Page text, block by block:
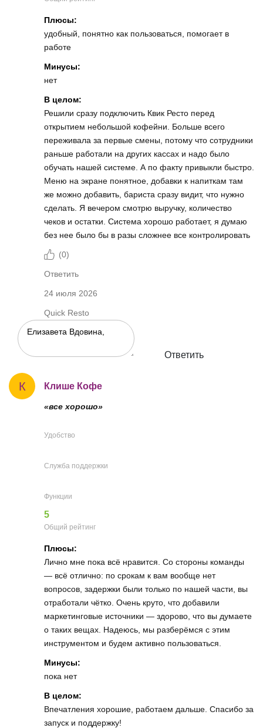
Плюсы:
удобный, понятно как пользоваться, помогает в
работе
Минусы:
нет
В целом:
Решили сразу подключить Квик Ресто перед
открытием небольшой кофейни. Больше всего
переживала за первые смены, потому что сотрудники
раньше работали на других кассах и надо было
обучать нашей системе. А по факту привыкли быстро.
Меню на экране понятное, добавки к напиткам там
же можно добавить, бариста сразу видит, что нужно
сделать. Я вечером смотрю выручку, количество
чеков и остатки. Система хорошо работает, я думаю
без нее было бы в разы сложнее все контролировать
(0)
Ответить
24 июля 2026
Quick Resto
Ответить
К Клише Кофе
«все хорошо»
Удобство
Служба поддержки
Функции
5
Общий рейтинг
Плюсы:
Лично мне пока всё нравится. Со стороны команды
— всё отлично: по срокам к вам вообще нет
вопросов, задержки были только по нашей части, вы
отработали чётко. Очень круто, что добавили
маркетинговые источники — здорово, что вы думаете
о таких вещах. Надеюсь, мы разберёмся с этим
инструментом и будем активно пользоваться.
Минусы:
пока нет
В целом:
Впечатления хорошие, работаем дальше. Спасибо за
запуск и поддержку!